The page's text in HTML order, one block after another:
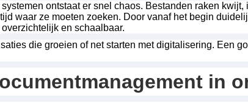
ontstaat er snel chaos. Bestanden raken
waar ze moeten zoeken. Door vanaf het begin
en schaalbaar.
die groeien of net starten met digitalisering. Een
in